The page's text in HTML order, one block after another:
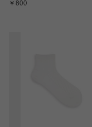
￥800